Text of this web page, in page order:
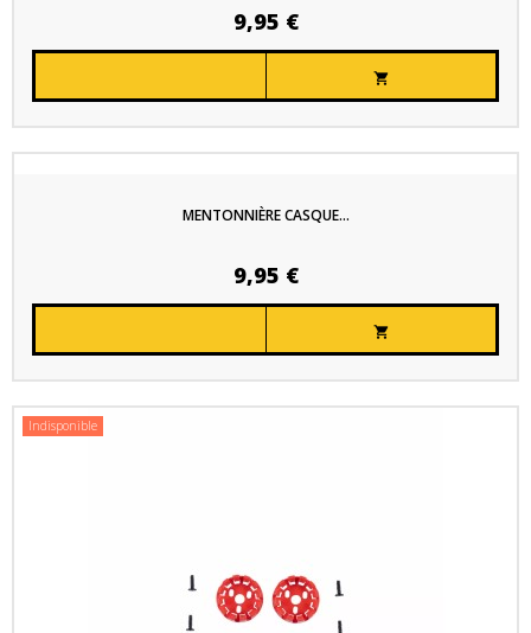
9,95 €

MENTONNIÈRE CASQUE...
9,95 €

Indisponible